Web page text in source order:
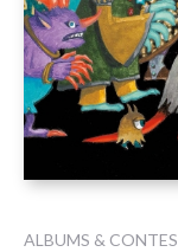
ALBUMS & CONTES